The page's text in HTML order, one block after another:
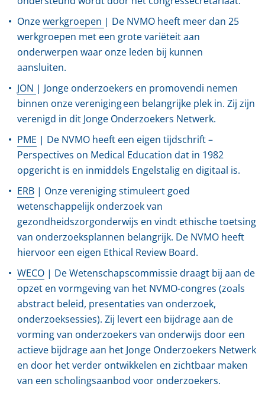
Onzewerkgroepen | De NVMO heeft meer dan 25
werkgroepen met een grote variëteit aan
onderwerpen waar onze leden bij kunnen
aansluiten.
JON | Jonge onderzoekers en promovendi nemen
binnen onze vereniging een belangrijke plek in. Zij zijn
verenigd in dit Jonge Onderzoekers Netwerk.
PME | De NVMO heeft een eigen tijdschrift –
Perspectives on Medical Education dat in 1982
opgericht is en inmiddels Engelstalig en digitaal is.
ERB | Onze vereniging stimuleert goed
wetenschappelijk onderzoek van
gezondheidszorgonderwijs en vindt ethische toetsing
van onderzoeksplannen belangrijk. De NVMO heeft
hiervoor een eigen Ethical Review Board.
WECO | De Wetenschapscommissie draagt bij aan de
opzet en vormgeving van het NVMO-congres (zoals
abstract beleid, presentaties van onderzoek,
onderzoeksessies). Zij levert een bijdrage aan de
vorming van onderzoekers van onderwijs door een
actieve bijdrage aan het Jonge Onderzoekers Netwerk
en door het verder ontwikkelen en zichtbaar maken
van een scholingsaanbod voor onderzoekers.